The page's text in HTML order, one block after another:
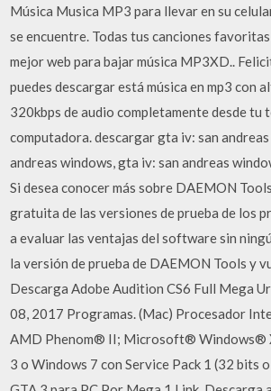
Música Musica MP3 para llevar en su
se encuentre. Todas tus canciones
mejor web para bajar música MP3XD..
puedes descargar está música en mp3 con
320kbps de audio completamente desde tu
computadora. descargar gta iv: san
andreas windows, gta iv: san andreas
Si desea conocer más sobre DAEMON
gratuita de las versiones de prueba de los
a evaluar las ventajas del software sin
la versión de prueba de DAEMON Tools y
Descarga Adobe Audition CS6 Full Mega
08, 2017 Programas. (Mac) Procesador
AMD Phenom® II; Microsoft® Windows®
3 o Windows 7 con Service Pack 1 (32 bits